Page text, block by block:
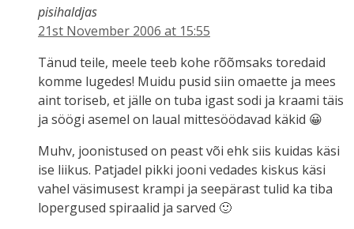
pisihaldjas
21st November 2006 at 15:55
Tänud teile, meele teeb kohe rõõmsaks toredaid
komme lugedes! Muidu pusid siin omaette ja mees
aint toriseb, et jälle on tuba igast sodi ja kraami täis
ja söögi asemel on laual mittesöödavad käkid 😀
Muhv, joonistused on peast või ehk siis kuidas käsi
ise liikus. Patjadel pikki jooni vedades kiskus käsi
vahel väsimusest krampi ja seepärast tulid ka tiba
lopergused spiraalid ja sarved 🙂